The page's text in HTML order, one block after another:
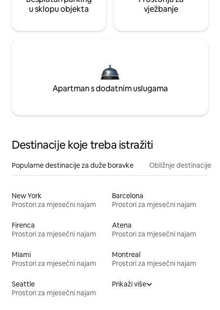
u sklopu objekta
vježbanje
Apartman s dodatnim uslugama
Destinacije koje treba istražiti
Popularne destinacije za duže boravke Obližnje destinacije
New York
Prostori za mjesečni najam
Barcelona
Prostori za mjesečni najam
Firenca
Prostori za mjesečni najam
Atena
Prostori za mjesečni najam
Miami
Prostori za mjesečni najam
Montreal
Prostori za mjesečni najam
Seattle
Prostori za mjesečni najam
Prikaži više